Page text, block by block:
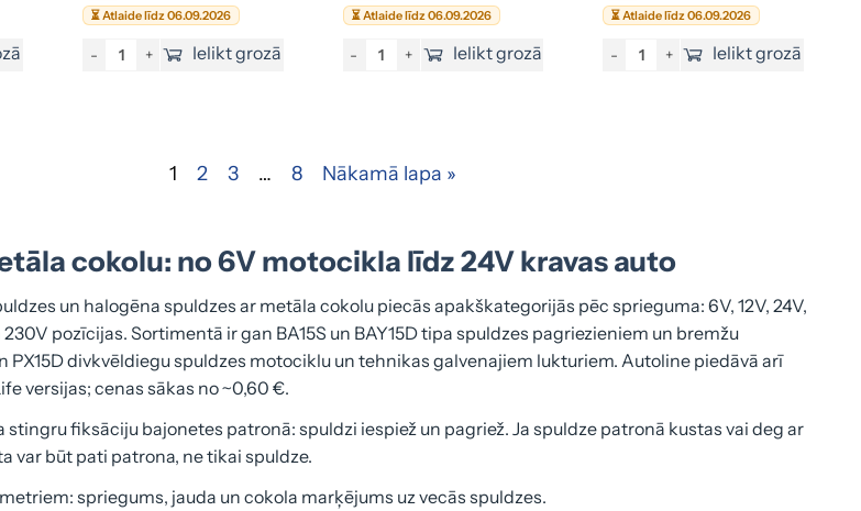
⏳ Atlaide līdz 06.09.2026
- + Ielikt grozā
⏳ Atlaide līdz 06.09.2026
- + Ielikt grozā
⏳ Atlaide līdz 06.09.2026
- + Ielikt grozā
1 2 3 … 8 Nākamā lapa »
cokolu: no 6V motocikla līdz 24V kravas auto
un halogēna spuldzes ar metāla cokolu piecās apakškategorijās pēc sprieguma: 6V, 12V, 24V,
pozīcijas. Sortimentā ir gan BA15S un BAY15D tipa spuldzes pagriezieniem un bremžu
PX15D divkvēldiegu spuldzes motociklu un tehnikas galvenajiem lukturiem. Autoline piedāvā arī
versijas; cenas sākas no ~0,60 €.
fiksāciju bajonetes patronā: spuldzi iespiež un pagriež. Ja spuldze patronā kustas vai deg ar
var būt pati patrona, ne tikai spuldze.
spriegums, jauda un cokola marķējums uz vecās spuldzes.